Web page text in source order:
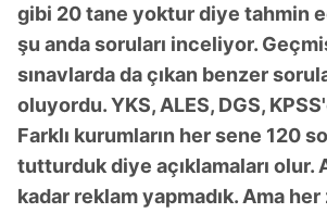
gibi 20 tane yoktur diye tahmin
şu anda soruları inceliyor.
sınavlarda da çıkan benzer
oluyordu. YKS, ALES, DGS,
Farklı kurumların her sene 120
tutturduk diye açıklamaları olur.
kadar reklam yapmadık. Ama her